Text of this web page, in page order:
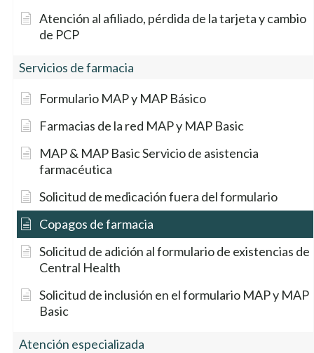
Atención al afiliado, pérdida de la tarjeta y cambio
de PCP
Servicios de farmacia
Formulario MAP y MAP Básico
Farmacias de la red MAP y MAP Basic
MAP & MAP Basic Servicio de asistencia
farmacéutica
Solicitud de medicación fuera del formulario
Copagos de farmacia
Solicitud de adición al formulario de existencias de
Central Health
Solicitud de inclusión en el formulario MAP y MAP
Basic
Atención especializada